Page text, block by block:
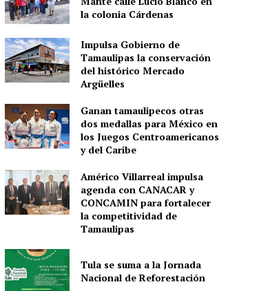
la colonia Cárdenas
Impulsa Gobierno de
Tamaulipas la conservación
del histórico Mercado
Argüelles
Ganan tamaulipecos otras
dos medallas para México en
los Juegos Centroamericanos
y del Caribe
Américo Villarreal impulsa
agenda con CANACAR y
CONCAMIN para fortalecer
la competitividad de
Tamaulipas
Tula se suma a la Jornada
Nacional de Reforestación